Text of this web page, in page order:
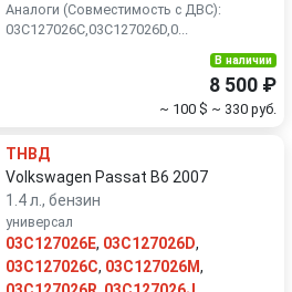
Аналоги (Совместимость с ДВС):
03C127026C,03C127026D,0...
В наличии
8 500 ₽
~ 100 $ ~ 330 руб.
ТНВД
Volkswagen Passat B6 2007
1.4 л., бензин
универсал
03C127026E, 03C127026D,
03C127026C, 03C127026M,